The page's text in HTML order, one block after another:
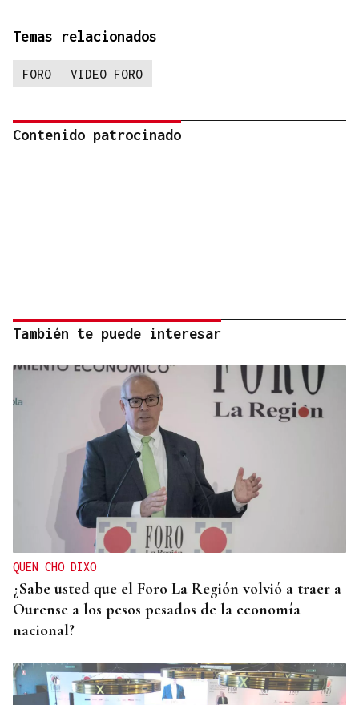
Temas relacionados
FORO VIDEO FORO
Contenido patrocinado
También te puede interesar
QUEN CHO DIXO
¿Sabe usted que el Foro La Región volvió a traer a
Ourense a los pesos pesados de la economía
nacional?